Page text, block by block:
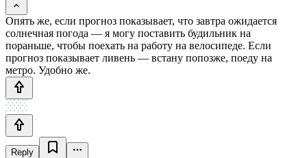
Опять же, если прогноз показывает, что завтра ожидается
солнечная погода — я могу поставить будильник на
пораньше, чтобы поехать на работу на велосипеде. Если
прогноз показывает ливень — встану попозже, поеду на
метро. Удобно же.
Reply